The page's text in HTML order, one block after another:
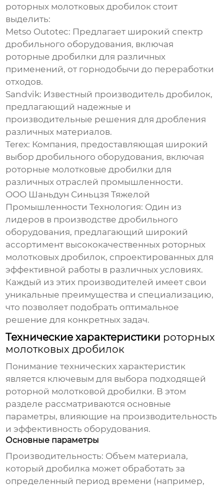
роторных молотковых дробилок стоит
выделить:
Metso Outotec: Предлагает широкий спектр
дробильного оборудования, включая
роторные дробилки для различных
применений, от горнодобычи до переработки
отходов.
Sandvik: Известный производитель дробилок,
предлагающий надежные и
производительные решения для дробления
различных материалов.
Terex: Компания, предоставляющая широкий
выбор дробильного оборудования, включая
роторные молотковые дробилки для
различных отраслей промышленности.
ООО Шаньдун Синьцзя Тяжелой
Промышленности Технология: Один из
лидеров в производстве дробильного
оборудования, предлагающий широкий
ассортимент высококачественных роторных
молотковых дробилок, спроектированных для
эффективной работы в различных условиях.
Каждый из этих производителей имеет свои
уникальные преимущества и специализацию,
что позволяет подобрать оптимальное
решение для конкретных задач.
Технические характеристики роторных
молотковых дробилок
Понимание технических характеристик
является ключевым для выбора подходящей
роторной молотковой дробилки. В этом
разделе рассматриваются основные
параметры, влияющие на производительность
и эффективность оборудования.
Основные параметры
Производительность: Объем материала,
который дробилка может обработать за
определенный период времени (например,